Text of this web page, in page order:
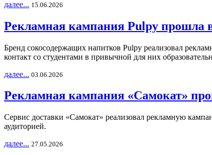
далее... 15.06.2026
Рекламная кампания Pulpy прошла
Бренд сокосодержащих напитков Pulpy реализовал
контакт со студентами в привычной для них
далее... 03.06.2026
Рекламная кампания «Самокат»
Сервис доставки «Самокат» реализовал рекламную
аудиторией.
далее... 27.05.2026